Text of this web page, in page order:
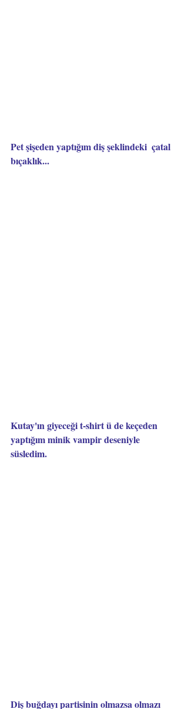
Pet şişeden yaptığım diş şeklindeki  çatal
bıçaklık...
Kutay'ın giyeceği t-shirt ü de keçeden
yaptığım minik vampir deseniyle
süsledim.
Diş buğdayı partisinin olmazsa olmazı